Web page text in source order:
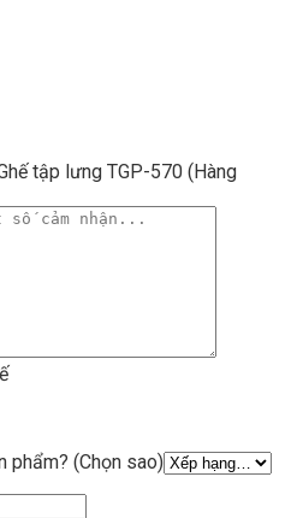
tập lưng TGP-570 (Hàng
phẩm? (Chọn sao)